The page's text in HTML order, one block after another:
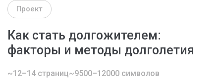
Проект
Как стать долгожителем:
факторы и методы долголетия
~12–14 страниц~9500–12000 символов